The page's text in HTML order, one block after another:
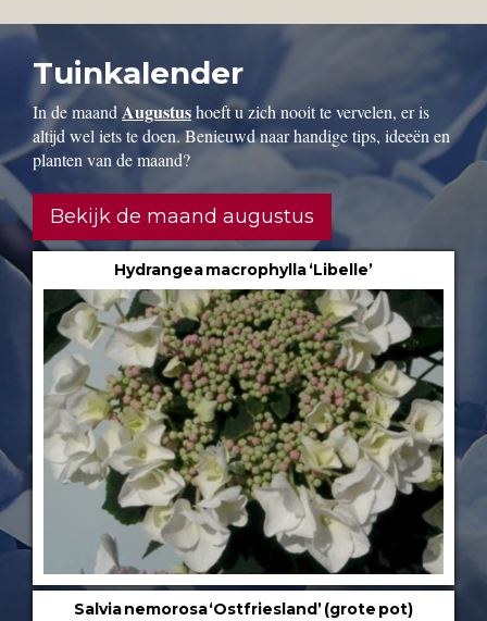
Tuinkalender
In de maandAugustushoeft u zich nooit te vervelen, er is
altijd wel iets te doen. Benieuwd naar handige tips, ideeën en
planten van de maand?
Bekijk de maand augustus
Hydrangea macrophylla ‘Libelle’
Salvia nemorosa ‘Ostfriesland’ (grote pot)